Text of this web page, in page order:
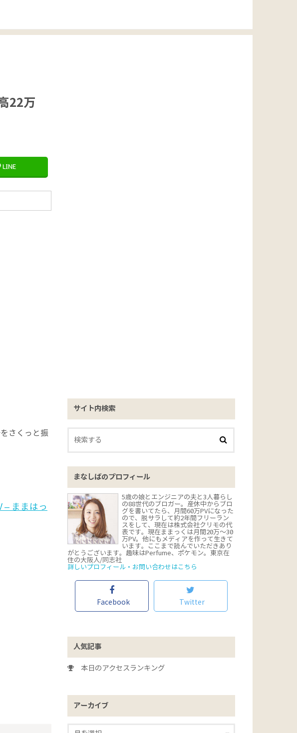
22万
LINE
さくっと振
– ままはっ
サイト内検索
まなしばのプロフィール
5歳の娘とエンジニアの夫と3人暮らし
の88世代のブロガー。産休中からブロ
グを書いてたら、月間60万PVになった
ので、脱サラして約2年間フリーラン
スをして、現在は株式会社クリモの代
表です。現在ままっくは月間20万〜30
万PV。他にもメディアを作って生きて
います。ここまで読んでいただきあり
がとうございます。趣味はPerfume、ポケモン。東京在
住の大阪人/同志社
詳しいプロフィール・お問い合わせはこちら
Facebook Twitter
人気記事
本日のアクセスランキング
アーカイブ